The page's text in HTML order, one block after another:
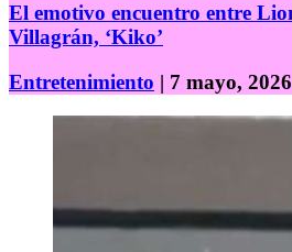
El emotivo encuentro entre
Villagrán, ‘Kiko’
Entretenimiento | 7 mayo, 2026